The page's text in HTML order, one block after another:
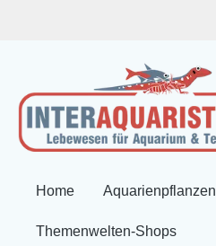
Home Aquarienpflanzen
Themenwelten-Shops